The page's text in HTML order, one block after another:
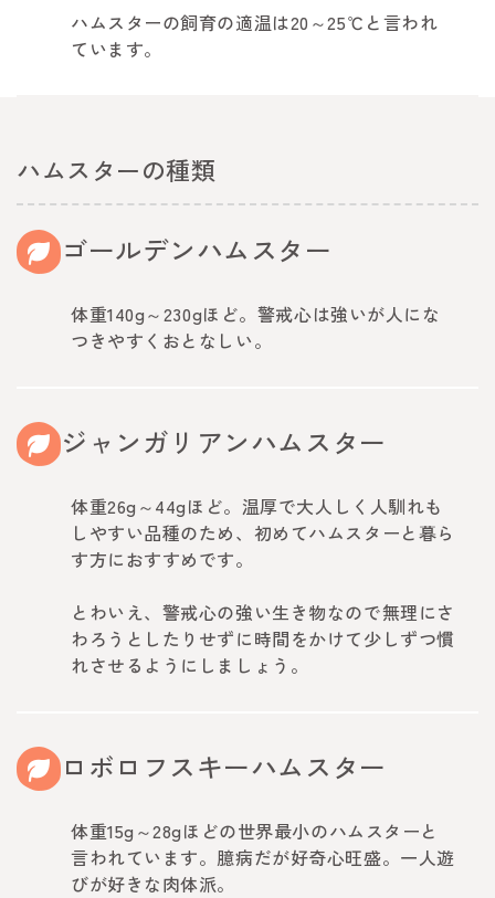
ハムスターの飼育の適温は20～25℃と言われ
ています。
ハムスターの種類
ゴールデンハムスター
体重140g～230gほど。警戒心は強いが人にな
つきやすくおとなしい。
ジャンガリアンハムスター
体重26g～44gほど。温厚で大人しく人馴れも
しやすい品種のため、初めてハムスターと暮ら
す方におすすめです。
とわいえ、警戒心の強い生き物なので無理にさ
わろうとしたりせずに時間をかけて少しずつ慣
れさせるようにしましょう。
ロボロフスキーハムスター
体重15g～28gほどの世界最小のハムスターと
言われています。臆病だが好奇心旺盛。一人遊
びが好きな肉体派。